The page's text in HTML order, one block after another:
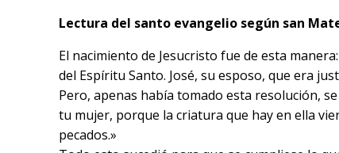
Lectura del santo evangelio según san
El nacimiento de Jesucristo fue de esta
del Espíritu Santo. José, su esposo, que era
Pero, apenas había tomado esta resolución,
tu mujer, porque la criatura que hay en ella
pecados.»